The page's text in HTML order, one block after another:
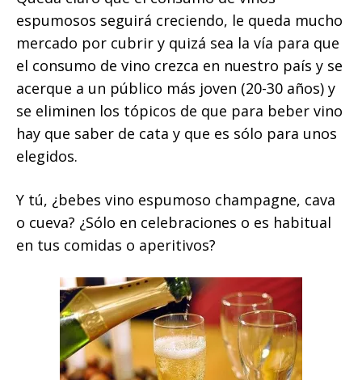
espumosos seguirá creciendo, le queda mucho
mercado por cubrir y quizá sea la vía para que
el consumo de vino crezca en nuestro país y se
acerque a un público más joven (20-30 años) y
se eliminen los tópicos de que para beber vino
hay que saber de cata y que es sólo para unos
elegidos.
Y tú, ¿bebes vino espumoso champagne, cava
o cueva? ¿Sólo en celebraciones o es habitual
en tus comidas o aperitivos?